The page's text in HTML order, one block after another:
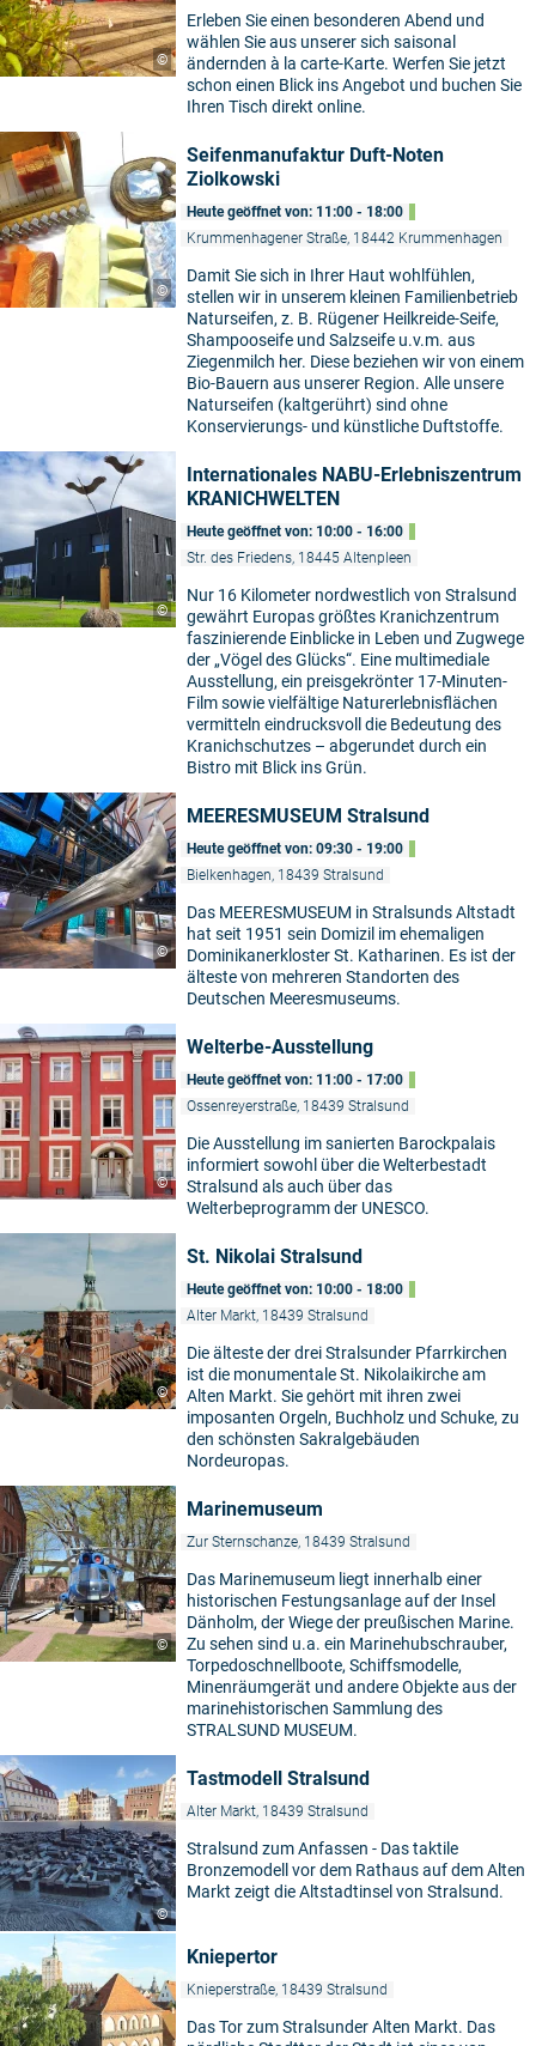
©
Erleben Sie einen besonderen Abend und
wählen Sie aus unserer sich saisonal
ändernden à la carte-Karte. Werfen Sie jetzt
schon einen Blick ins Angebot und buchen Sie
Ihren Tisch direkt online.
©
Seifenmanufaktur Duft-Noten
Ziolkowski
Heute geöffnet von: 11:00 - 18:00
Krummenhagener Straße, 18442 Krummenhagen
Damit Sie sich in Ihrer Haut wohlfühlen,
stellen wir in unserem kleinen Familienbetrieb
Naturseifen, z. B. Rügener Heilkreide-Seife,
Shampooseife und Salzseife u.v.m. aus
Ziegenmilch her. Diese beziehen wir von einem
Bio-Bauern aus unserer Region. Alle unsere
Naturseifen (kaltgerührt) sind ohne
Konservierungs- und künstliche Duftstoffe.
©
Internationales NABU-Erlebniszentrum
KRANICHWELTEN
Heute geöffnet von: 10:00 - 16:00
Str. des Friedens, 18445 Altenpleen
Nur 16 Kilometer nordwestlich von Stralsund
gewährt Europas größtes Kranichzentrum
faszinierende Einblicke in Leben und Zugwege
der „Vögel des Glücks“. Eine multimediale
Ausstellung, ein preisgekrönter 17-Minuten-
Film sowie vielfältige Naturerlebnisflächen
vermitteln eindrucksvoll die Bedeutung des
Kranichschutzes – abgerundet durch ein
Bistro mit Blick ins Grün.
©
MEERESMUSEUM Stralsund
Heute geöffnet von: 09:30 - 19:00
Bielkenhagen, 18439 Stralsund
Das MEERESMUSEUM in Stralsunds Altstadt
hat seit 1951 sein Domizil im ehemaligen
Dominikanerkloster St. Katharinen. Es ist der
älteste von mehreren Standorten des
Deutschen Meeresmuseums.
©
Welterbe-Ausstellung
Heute geöffnet von: 11:00 - 17:00
Ossenreyerstraße, 18439 Stralsund
Die Ausstellung im sanierten Barockpalais
informiert sowohl über die Welterbestadt
Stralsund als auch über das
Welterbeprogramm der UNESCO.
©
St. Nikolai Stralsund
Heute geöffnet von: 10:00 - 18:00
Alter Markt, 18439 Stralsund
Die älteste der drei Stralsunder Pfarrkirchen
ist die monumentale St. Nikolaikirche am
Alten Markt. Sie gehört mit ihren zwei
imposanten Orgeln, Buchholz und Schuke, zu
den schönsten Sakralgebäuden
Nordeuropas.
©
Marinemuseum
Zur Sternschanze, 18439 Stralsund
Das Marinemuseum liegt innerhalb einer
historischen Festungsanlage auf der Insel
Dänholm, der Wiege der preußischen Marine.
Zu sehen sind u.a. ein Marinehubschrauber,
Torpedoschnellboote, Schiffsmodelle,
Minenräumgerät und andere Objekte aus der
marinehistorischen Sammlung des
STRALSUND MUSEUM.
©
Tastmodell Stralsund
Alter Markt, 18439 Stralsund
Stralsund zum Anfassen - Das taktile
Bronzemodell vor dem Rathaus auf dem Alten
Markt zeigt die Altstadtinsel von Stralsund.
Kniepertor
Knieperstraße, 18439 Stralsund
Das Tor zum Stralsunder Alten Markt. Das